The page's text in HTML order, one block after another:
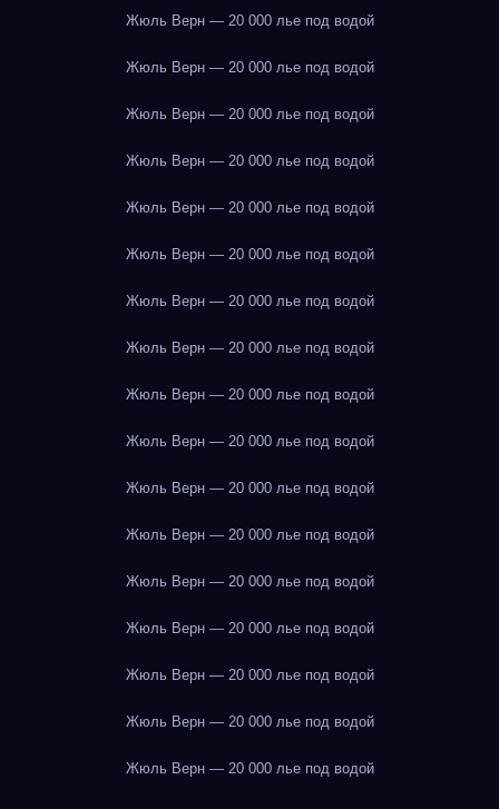
Жюль Верн — 20 000 лье под водой
Жюль Верн — 20 000 лье под водой
Жюль Верн — 20 000 лье под водой
Жюль Верн — 20 000 лье под водой
Жюль Верн — 20 000 лье под водой
Жюль Верн — 20 000 лье под водой
Жюль Верн — 20 000 лье под водой
Жюль Верн — 20 000 лье под водой
Жюль Верн — 20 000 лье под водой
Жюль Верн — 20 000 лье под водой
Жюль Верн — 20 000 лье под водой
Жюль Верн — 20 000 лье под водой
Жюль Верн — 20 000 лье под водой
Жюль Верн — 20 000 лье под водой
Жюль Верн — 20 000 лье под водой
Жюль Верн — 20 000 лье под водой
Жюль Верн — 20 000 лье под водой